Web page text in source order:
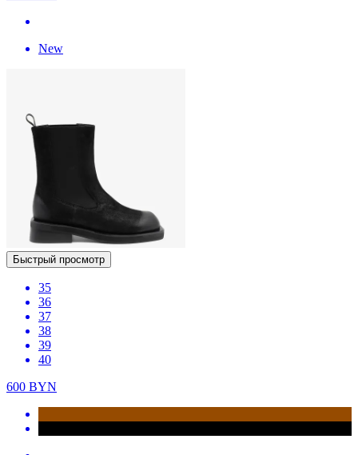
New
Быстрый просмотр
35
36
37
38
39
40
600 BYN